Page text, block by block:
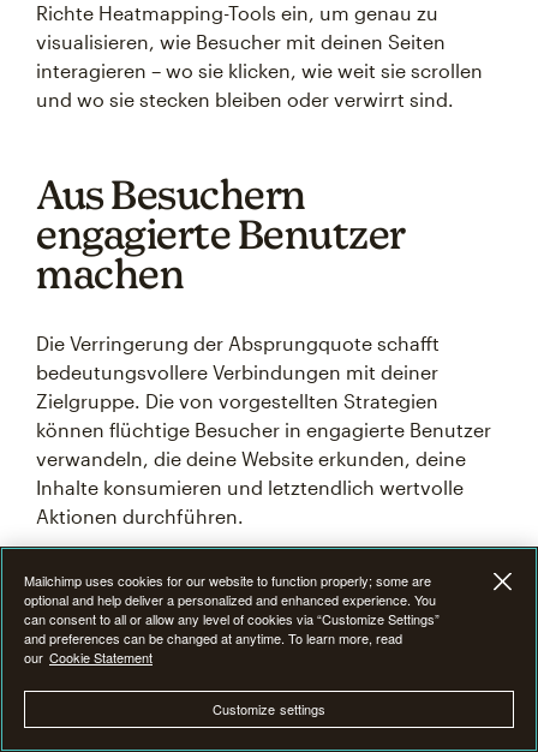
Richte Heatmapping-Tools ein, um genau zu
visualisieren, wie Besucher mit deinen Seiten
interagieren – wo sie klicken, wie weit sie scrollen
und wo sie stecken bleiben oder verwirrt sind.
Aus Besuchern
engagierte Benutzer
machen
Die Verringerung der Absprungquote schafft
bedeutungsvollere Verbindungen mit deiner
Zielgruppe. Die von vorgestellten Strategien
können flüchtige Besucher in engagierte Benutzer
verwandeln, die deine Website erkunden, deine
Inhalte konsumieren und letztendlich wertvolle
Aktionen durchführen.
Denk daran, dass die Optimierung der
Absprungquote ein fortlaufender Prozess und
keine einmalige Maßnahme ist. Teste, analysiere
und verfeinere deinen Ansatz immer wieder auf
Grundlage des Benutzerfeedbacks und -
verhaltens.
Mailchimp uses cookies for our website to function properly; some are
optional and help deliver a personalized and enhanced experience. You
can consent to all or allow any level of cookies via “Customize Settings”
and preferences can be changed at anytime. To learn more, read
our Cookie Statement
Customize settings